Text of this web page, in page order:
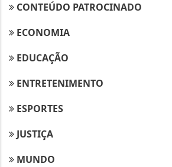
CONTEÚDO PATROCINADO
ECONOMIA
EDUCAÇÃO
ENTRETENIMENTO
ESPORTES
JUSTIÇA
MUNDO